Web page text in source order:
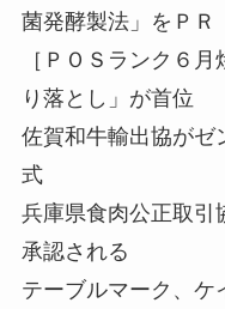
菌発酵製法」をＰＲ
［ＰＯＳランク６
り落とし」が首位
佐賀和牛輸出協がゼ
式
兵庫県食肉公正取引
承認される
テーブルマーク、ケ